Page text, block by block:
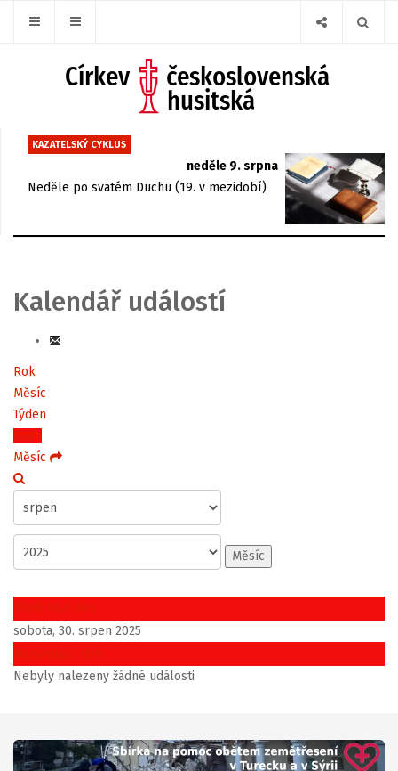
KAZATELSKÝ CYKLUS
neděle 9. srpna
Neděle po svatém Duchu (19. v mezidobí)
Kalendář událostí
Rok
Měsíc
Týden
Dnes
Měsíc
Měsíc
Předchozí den
sobota, 30. srpen 2025
Následující den
Nebyly nalezeny žádné události